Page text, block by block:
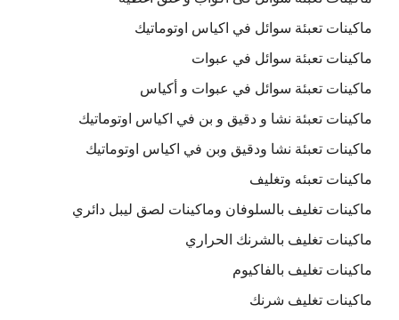
ماكينات تعبئة سوائل في اكياس اوتوماتيك
ماكينات تعبئة سوائل في عبوات
ماكينات تعبئة سوائل في عبوات و أكياس
ماكينات تعبئة نشا و دقيق و بن في اكياس اوتوماتيك
ماكينات تعبئة نشا ودقيق وبن في اكياس اوتوماتيك
ماكينات تعبئه وتغليف
ماكينات تغليف بالسلوفان وماكينات لصق ليبل دائري
ماكينات تغليف بالشرنك الحراري
ماكينات تغليف بالفاكيوم
ماكينات تغليف شرنك